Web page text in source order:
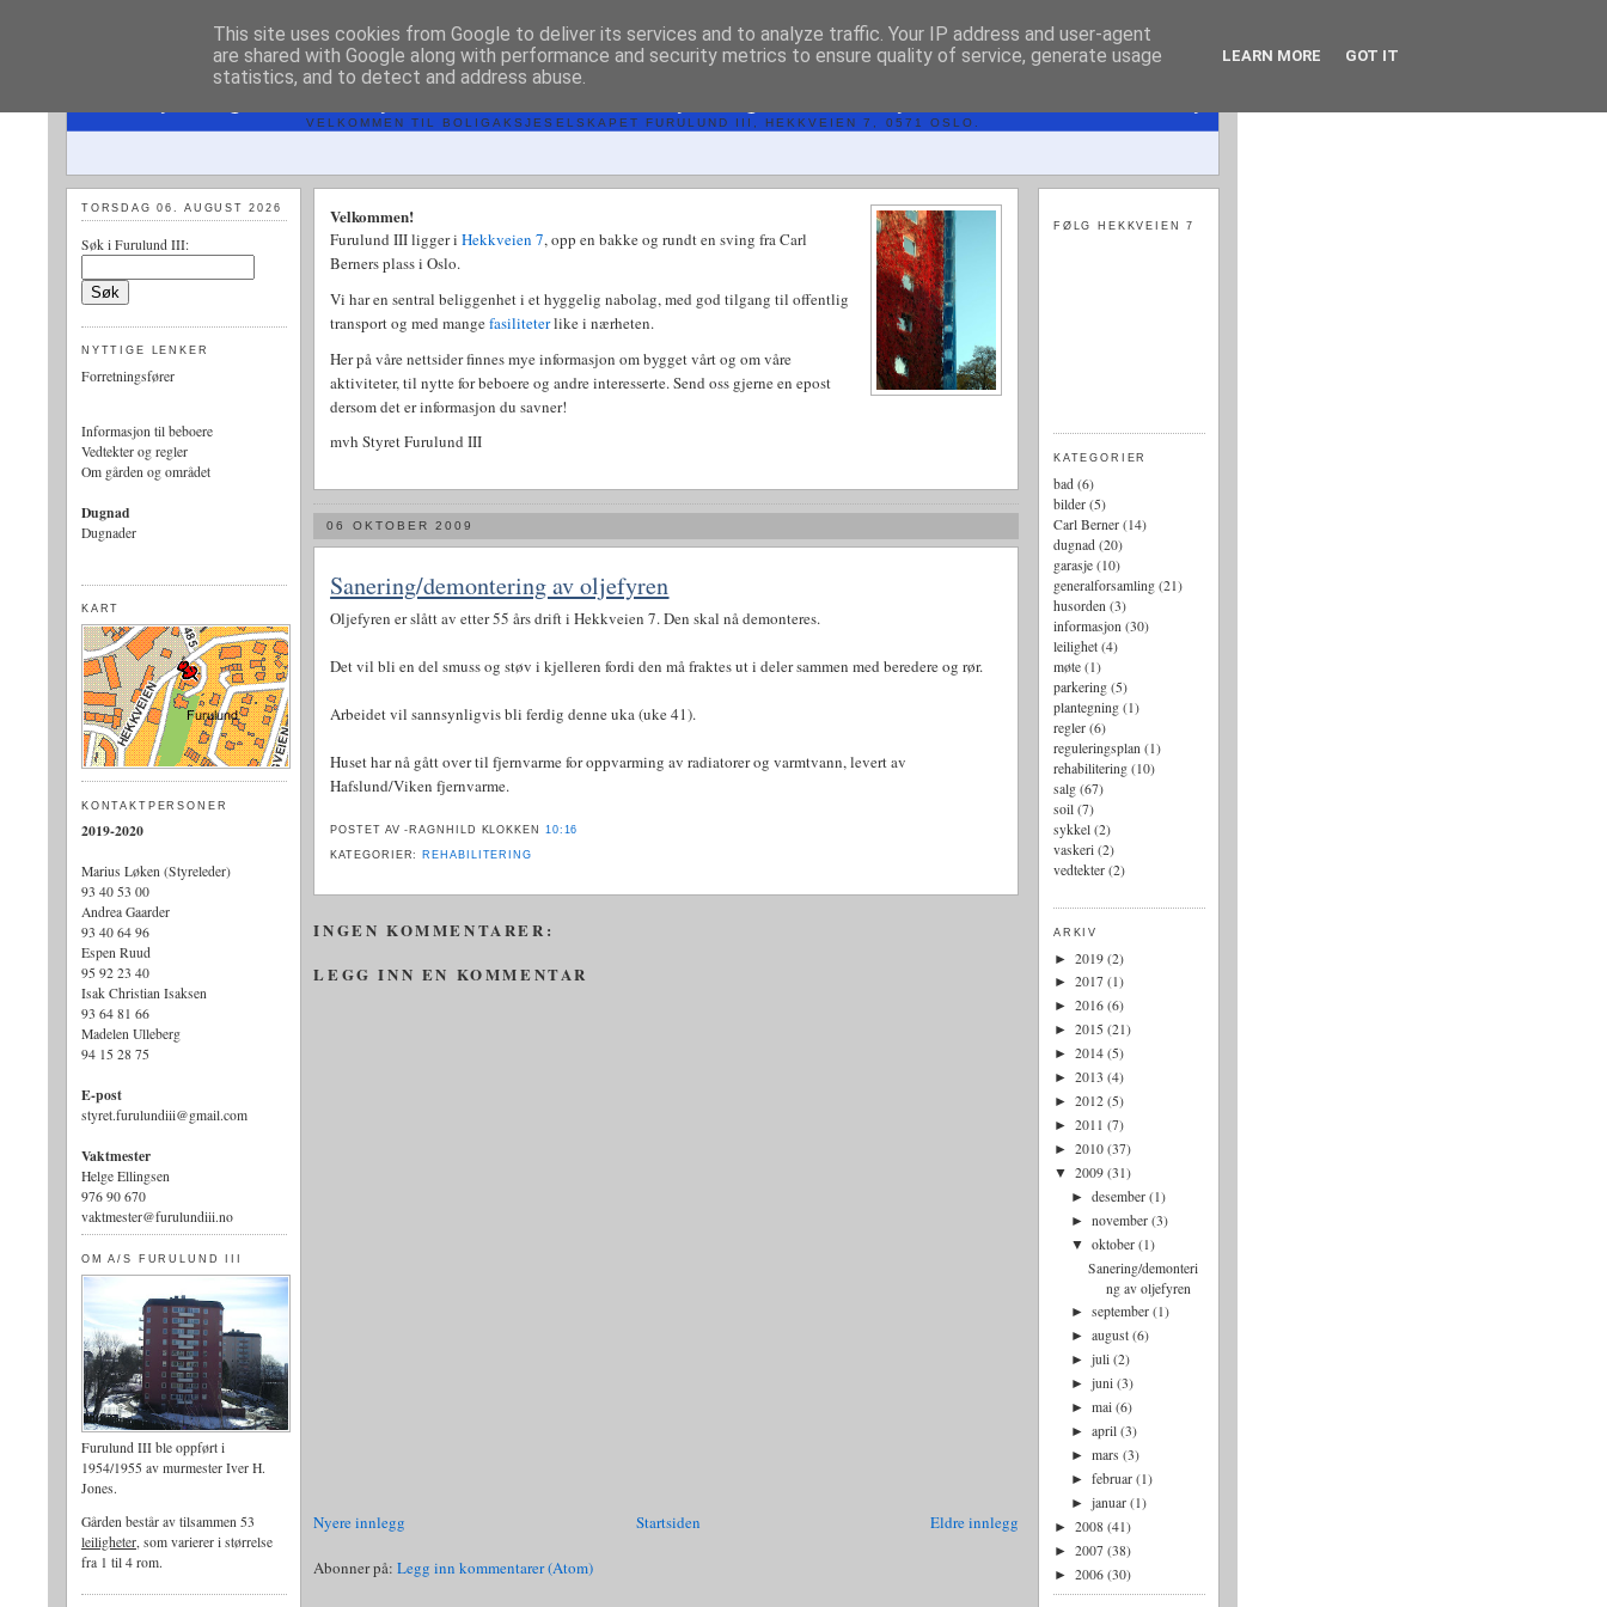
AS FURULUND III
VELKOMMEN TIL BOLIGAKSJESELSKAPET FURULUND III, HEKKVEIEN 7, 0571 OSLO.
TORSDAG 06. AUGUST 2026
Søk i Furulund III:
NYTTIGE LENKER
Forretningsfører
Informasjon til beboere
Vedtekter og regler
Om gården og området
Dugnad
Dugnader
KART
KONTAKTPERSONER
2019-2020
Marius Løken (Styreleder)
93 40 53 00
Andrea Gaarder
93 40 64 96
Espen Ruud
95 92 23 40
Isak Christian Isaksen
93 64 81 66
Madelen Ulleberg
94 15 28 75
E-post
styret.furulundiii@gmail.com
Vaktmester
Helge Ellingsen
976 90 670
vaktmester@furulundiii.no
OM A/S FURULUND III
Furulund III ble oppført i
1954/1955 av murmester Iver H.
Jones.
Gården består av tilsammen 53
leiligheter, som varierer i størrelse
fra 1 til 4 rom.
Velkommen!
Furulund III ligger iHekkveien 7, opp en bakke og rundt en sving fra Carl
Berners plass i Oslo.
Vi har en sentral beliggenhet i et hyggelig nabolag, med god tilgang til offentlig
transport og med mangefasiliteterlike i nærheten.
Her på våre nettsider finnes mye informasjon om bygget vårt og om våre
aktiviteter, til nytte for beboere og andre interesserte. Send oss gjerne en epost
dersom det er informasjon du savner!
mvh Styret Furulund III
06 OKTOBER 2009
Sanering/demontering av oljefyren
Oljefyren er slått av etter 55 års drift i Hekkveien 7. Den skal nå demonteres.
Det vil bli en del smuss og støv i kjelleren fordi den må fraktes ut i deler sammen med beredere og rør.
Arbeidet vil sannsynligvis bli ferdig denne uka (uke 41).
Huset har nå gått over til fjernvarme for oppvarming av radiatorer og varmtvann, levert av
Hafslund/Viken fjernvarme.
POSTET AV -RAGNHILD KLOKKEN 10:16
KATEGORIER: REHABILITERING
INGEN KOMMENTARER:
LEGG INN EN KOMMENTAR
Nyere innlegg Eldre innlegg
Startsiden
Abonner på:Legg inn kommentarer (Atom)
FØLG HEKKVEIEN 7
KATEGORIER
bad (6)
bilder (5)
Carl Berner (14)
dugnad (20)
garasje (10)
generalforsamling (21)
husorden (3)
informasjon (30)
leilighet (4)
møte (1)
parkering (5)
plantegning (1)
regler (6)
reguleringsplan (1)
rehabilitering (10)
salg (67)
soil (7)
sykkel (2)
vaskeri (2)
vedtekter (2)
ARKIV
► 2019 (2)
► 2017 (1)
► 2016 (6)
► 2015 (21)
► 2014 (5)
► 2013 (4)
► 2012 (5)
► 2011 (7)
► 2010 (37)
▼ 2009 (31)
►desember(1)
►november(3)
▼oktober(1)
Sanering/demonteri
ng av oljefyren
►september(1)
►august(6)
►juli(2)
►juni(3)
►mai(6)
►april(3)
►mars(3)
►februar(1)
►januar(1)
► 2008 (41)
► 2007 (38)
► 2006 (30)
This site uses cookies from Google to deliver its services and to analyze traffic. Your IP address and user-agent
are shared with Google along with performance and security metrics to ensure quality of service, generate usage
statistics, and to detect and address abuse.
LEARN MORE GOT IT